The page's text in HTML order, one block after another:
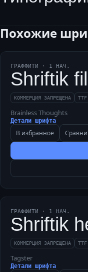
Похожие
ГРАФФИТИ · 1 НАЧ.
Shriftik
КОММЕРЦИЯ ЗАПРЕЩЕНА TTF
Brainless Thoughts
Детали шрифта
В избранное
ГРАФФИТИ · 1 НАЧ.
Shriftik
КОММЕРЦИЯ ЗАПРЕЩЕНА TTF
Tagster
Детали шрифта